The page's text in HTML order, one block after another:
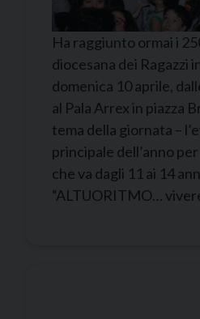
Ha raggiunto ormai i
diocesana dei Ragazzi
domenica 10 aprile,
al Pala Arrex in piazza
tema della giornata –
principale dell’anno per
che va dagli 11 ai 14
“ALTUORITMO…